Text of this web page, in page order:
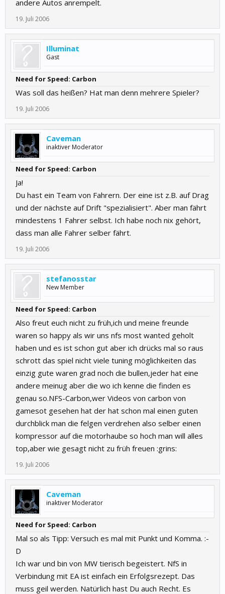
andere Autos anrempelt.
19. Juli 2006
Illuminat
Gast
Need for Speed: Carbon
Was soll das heißen? Hat man denn mehrere Spieler?
19. Juli 2006
Caveman
inaktiver Moderator
Need for Speed: Carbon
Ja!
Du hast ein Team von Fahrern. Der eine ist z.B. auf Drag
und der nächste auf Drift "spezialisiert". Aber man fährt
mindestens 1 Fahrer selbst. Ich habe noch nix gehört,
dass man alle Fahrer selber fährt.
19. Juli 2006
stefanosstar
New Member
Need for Speed: Carbon
Also freut euch nicht zu früh,ich und meine freunde
waren so happy als wir uns nfs most wanted geholt
haben und es ist schon gut aber ich drücks mal so raus
schrott das spiel nicht viele tuning möglichkeiten das
einzig gute waren grad noch die bullen,jeder hat eine
andere meinug aber die wo ich kenne die finden es
genau so.NFS-Carbon,wer Videos von carbon von
gamesot gesehen hat der hat schon mal einen guten
durchblick man die felgen verdrehen also selber einen
kompressor auf die motorhaube so hoch man will alles
top,aber wie gesagt nicht zu früh freuen :grins:
19. Juli 2006
Caveman
inaktiver Moderator
Need for Speed: Carbon
Mal so als Tipp: Versuch es mal mit Punkt und Komma. :-
D
Ich war und bin von MW tierisch begeistert. NfS in
Verbindung mit EA ist einfach ein Erfolgsrezept. Das
muss geil werden. Natürlich hast Du auch Recht. Es